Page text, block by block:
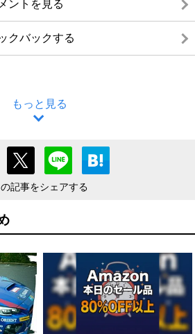
ントを見る
クバックする
もっと見る
記事をシェアする